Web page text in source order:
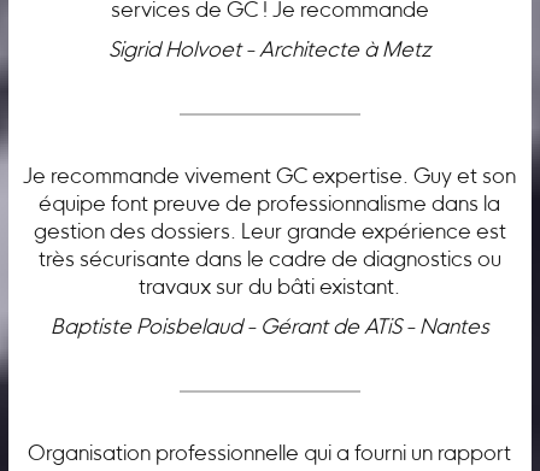
services de GC ! Je recommande
Sigrid Holvoet - Architecte à Metz
Je recommande vivement GC expertise. Guy et son
équipe font preuve de professionnalisme dans la
gestion des dossiers. Leur grande expérience est
très sécurisante dans le cadre de diagnostics ou
travaux sur du bâti existant.
Baptiste Poisbelaud - Gérant de ATiS - Nantes
Organisation professionnelle qui a fourni un rapport